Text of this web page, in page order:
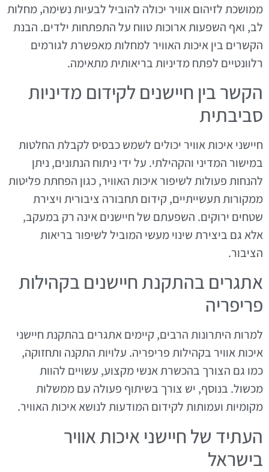
ממושכת לזיהום אוויר יכולה להוביל לבעיות נשימה, מחלות
לב, ואף השפעות ארוכות טווח על התפתחות ילדים. הבנת
הקשרים בין איכות האוויר למחלות מאפשרת לגורמים
רלוונטיים לפתח מדיניות בריאותית מתאימה.
הקשר בין חיישנים לקידום מדיניות
סביבתית
חיישני איכות אוויר יכולים לשמש כבסיס לקבלת החלטות
במישור המדיני והקהילתי. על ידי ניתוח הנתונים, ניתן
להנחות פעולות לשיפור איכות האוויר, כגון הפחתת פליטות
ממקורות תעשייתיים, קידום תחבורה ציבורית ויצירת
שטחים ירוקים. השפעתם של חיישנים אינה רק במעקב,
אלא גם ביצירת שינוי מעשי המוביל לשיפור בריאות
הציבור.
אתגרים בהתקנת חיישנים בקהילות
פריפריה
למרות היתרונות הרבים, קיימים אתגרים בהתקנת חיישני
איכות אוויר בקהילות פריפריה. עלויות התקנה ותחזוקה,
כמו גם הצורך בהכשרת אנשי מקצוע, עשויים להוות
מכשול. בנוסף, יש צורך בשיתוף פעולה עם ממשלות
מקומיות ועמותות לקידום המודעות לנושא איכות האוויר.
העתיד של חיישני איכות אוויר
בישראל